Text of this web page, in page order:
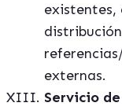
existentes,
externas.
Servicio